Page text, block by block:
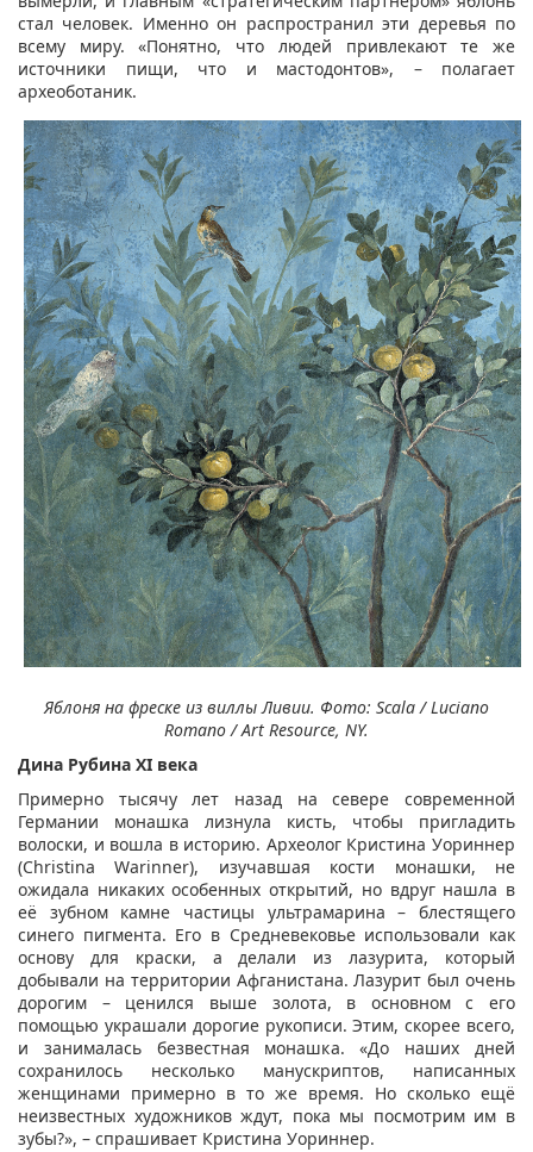
стал человек. Именно он распространил эти деревья по
всему миру. «Понятно, что людей привлекают те же
источники пищи, что и мастодонтов», – полагает
археоботаник.
Яблоня на фреске из виллы Ливии. Фото: Scala / Luciano
Romano / Art Resource, NY.
Дина Рубина XI века
Примерно тысячу лет назад на севере современной
Германии монашка лизнула кисть, чтобы пригладить
волоски, и вошла в историю. Археолог Кристина Уориннер
(Christina Warinner), изучавшая кости монашки, не
ожидала никаких особенных открытий, но вдруг нашла в
её зубном камне частицы ультрамарина – блестящего
синего пигмента. Его в Средневековье использовали как
основу для краски, а делали из лазурита, который
добывали на территории Афганистана. Лазурит был очень
дорогим – ценился выше золота, в основном с его
помощью украшали дорогие рукописи. Этим, скорее всего,
и занималась безвестная монашка. «До наших дней
сохранилось несколько манускриптов, написанных
женщинами примерно в то же время. Но сколько ещё
неизвестных художников ждут, пока мы посмотрим им в
зубы?», – спрашивает Кристина Уориннер.